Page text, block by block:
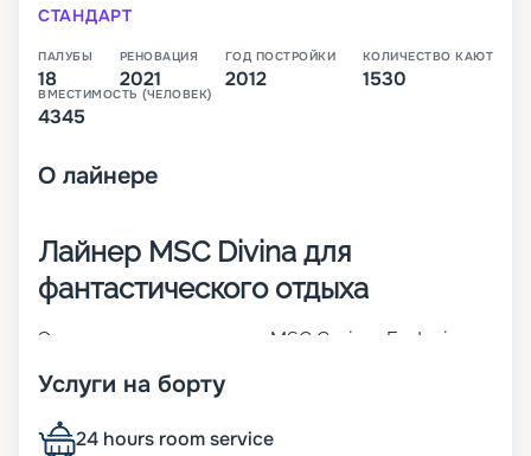
СТАНДАРТ
ПАЛУБЫ
18
РЕНОВАЦИЯ
2021
ГОД ПОСТРОЙКИ
2012
КОЛИЧЕСТВО КАЮТ
1530
ВМЕСТИМОСТЬ (ЧЕЛОВЕК)
4345
О лайнере
Лайнер MSC Divina для
фантастического отдыха
Это третье судно класса MSC Cruises Fantasia.
компании. Оно было построен в 2012 году, а уже
каютах разных категорий могут разместиться до
Услуги на борту
24 hours room service